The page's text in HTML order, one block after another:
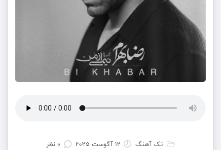
تک آهنگ 12 آگوست 2025 0 نظر